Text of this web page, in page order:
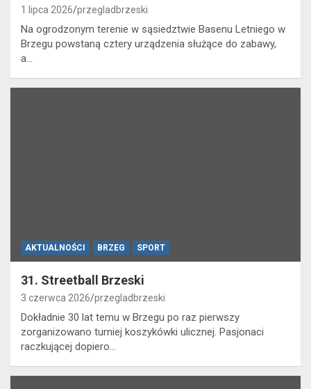
1 lipca 2026 przegladbrzeski
Na ogrodzonym terenie w sąsiedztwie Basenu Letniego w
Brzegu powstaną cztery urządzenia służące do zabawy,
a…
AKTUALNOŚCI BRZEG SPORT
31. Streetball Brzeski
3 czerwca 2026 przegladbrzeski
Dokładnie 30 lat temu w Brzegu po raz pierwszy
zorganizowano turniej koszykówki ulicznej. Pasjonaci
raczkującej dopiero…